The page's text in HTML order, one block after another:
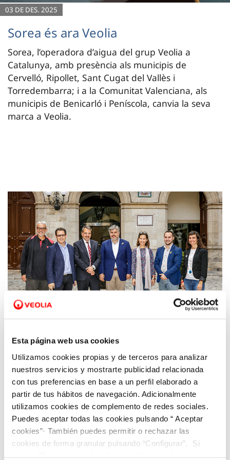
Esta página web usa cookies
Utilizamos cookies propias y de terceros para analizar
nuestros servicios y mostrarte publicidad relacionada
con tus preferencias en base a un perfil elaborado a
partir de tus hábitos de navegación. Adicionalmente
utilizamos cookies de complemento de redes sociales.
Puedes aceptar todas las cookies pulsando “ Aceptar
cookies”· También puedes permitir o rechazar las
cookies de forma granular pulsando “Configurar”. Si
03 DE DES. 2025
Sorea és ara Veolia
Sorea, l’operadora d’aigua del grup Veolia a
Catalunya, amb presència als municipis de
Cervelló, Ripollet, Sant Cugat del Vallès i
Torredembarra; i a la Comunitat Valenciana, als
municipis de Benicarló i Peníscola, canvia la seva
marca a Veolia.
08 DE JUNY 2018
Reafirmem el nostre compromís amb el
món casteller